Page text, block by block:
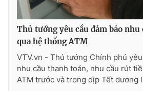
Giấy phép hoạt động báo in và báo
cấp ngày 29/12/2023
Tổng Biên tập: Vũ Thanh Thủy
Phó Tổng Biên tập:Nguyễn Thị Mỹ
Nguyễn Trọng Ninh
Tổng đài VTV:024.38 355 931 -
Ðiện thoại Thời báo VTV:024.66 897
Thủ tướng yêu cầu đảm bảo
qua hệ thống ATM
VTV.vn - Thủ tướng Chính phủ
nhu cầu thanh toán, nhu cầu rút
ATM trước và trong dịp Tết dương